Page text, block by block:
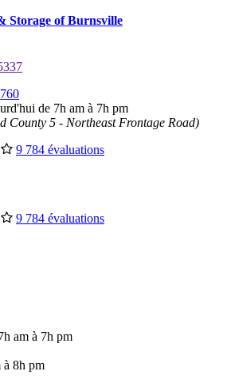
Storage of Burnsville
de 7h am à 7h pm
County 5 - Northeast Frontage Road)
9 784 évaluations
9 784 évaluations
am à 7h pm
à 8h pm